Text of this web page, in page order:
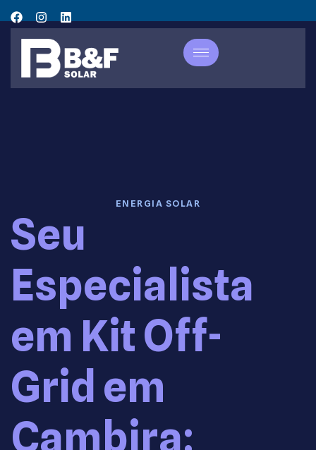
ENERGIA SOLAR
Seu
Especialista
em Kit Off-
Grid em
Cambira: